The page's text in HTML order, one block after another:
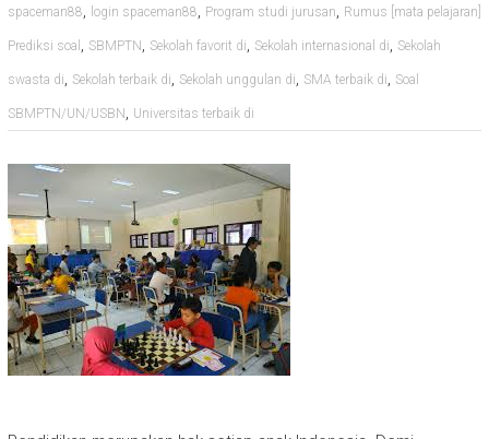
spaceman88, login spaceman88, Program studi jurusan, Rumus [mata pelajaran]
Prediksi soal , SBMPTN , Sekolah favorit di, Sekolah internasional di, Sekolah
swasta di, Sekolah terbaik di, Sekolah unggulan di, SMA terbaik di, Soal
SBMPTN/UN/USBN , Universitas terbaik di